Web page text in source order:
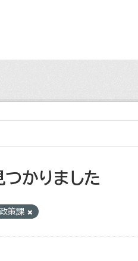
かりました
策課